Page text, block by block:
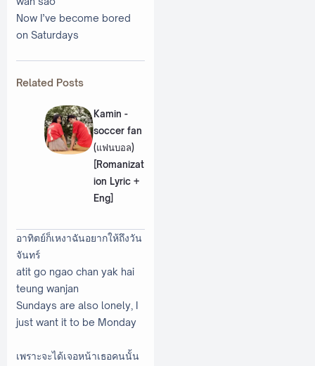
Now I’ve become bored
on Saturdays
Related Posts
Kamin -
soccer fan
(แฟนบอล)
[Romanizat
ion Lyric +
Eng]
อาทิตย์ก็เหงาฉันอยากให้ถึงวัน
จันทร์
atit go ngao chan yak hai
teung wanjan
Sundays are also lonely, I
just want it to be Monday
เพราะจะได้เจอหน้าเธอคนนั้น